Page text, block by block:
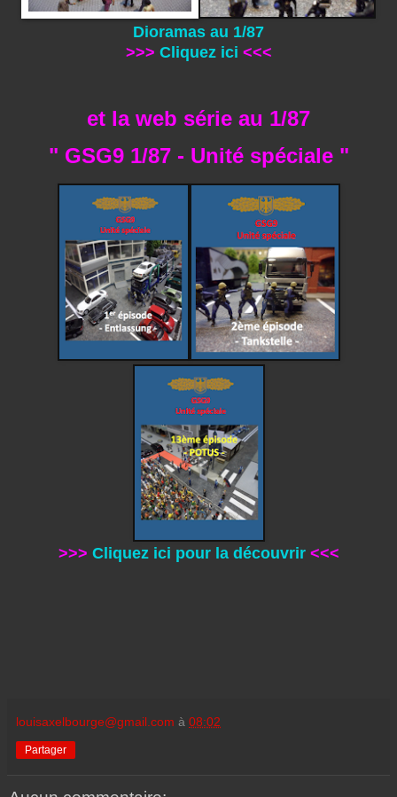
Dioramas au 1/87
>>> Cliquez ici <<<
et la web série au 1/87
" GSG9 1/87 - Unité spéciale "
>>> Cliquez ici pour la découvrir <<<
louisaxelbourge@gmail.com à 08:02
Partager